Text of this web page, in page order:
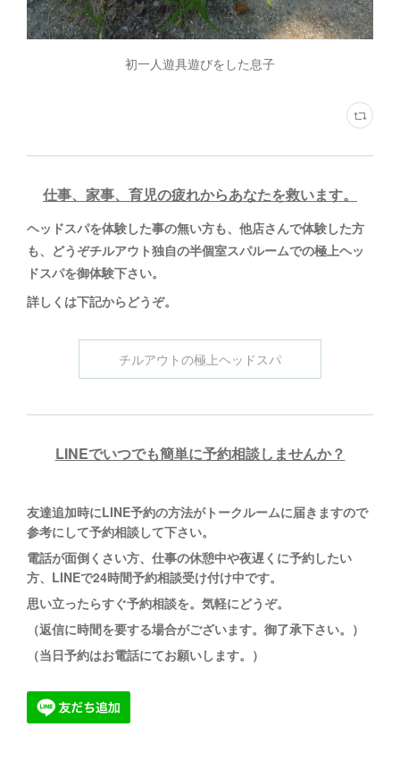
初一人遊具遊びをした息子
仕事、家事、育児の疲れからあなたを救います。
ヘッドスパを体験した事の無い方も、他店さんで体験した方
も、どうぞチルアウト独自の半個室スパルームでの極上ヘッ
ドスパを御体験下さい。
詳しくは下記からどうぞ。
チルアウトの極上ヘッドスパ
LINEでいつでも簡単に予約相談しませんか？
友達追加時にLINE予約の方法がトークルームに届きますので
参考にして予約相談して下さい。
電話が面倒くさい方、仕事の休憩中や夜遅くに予約したい
方、LINEで24時間予約相談受け付け中です。
思い立ったらすぐ予約相談を。 気軽にどうぞ。
（返信に時間を要する場合がございます。御了承下さい。）
（当日予約はお電話にてお願いします。）